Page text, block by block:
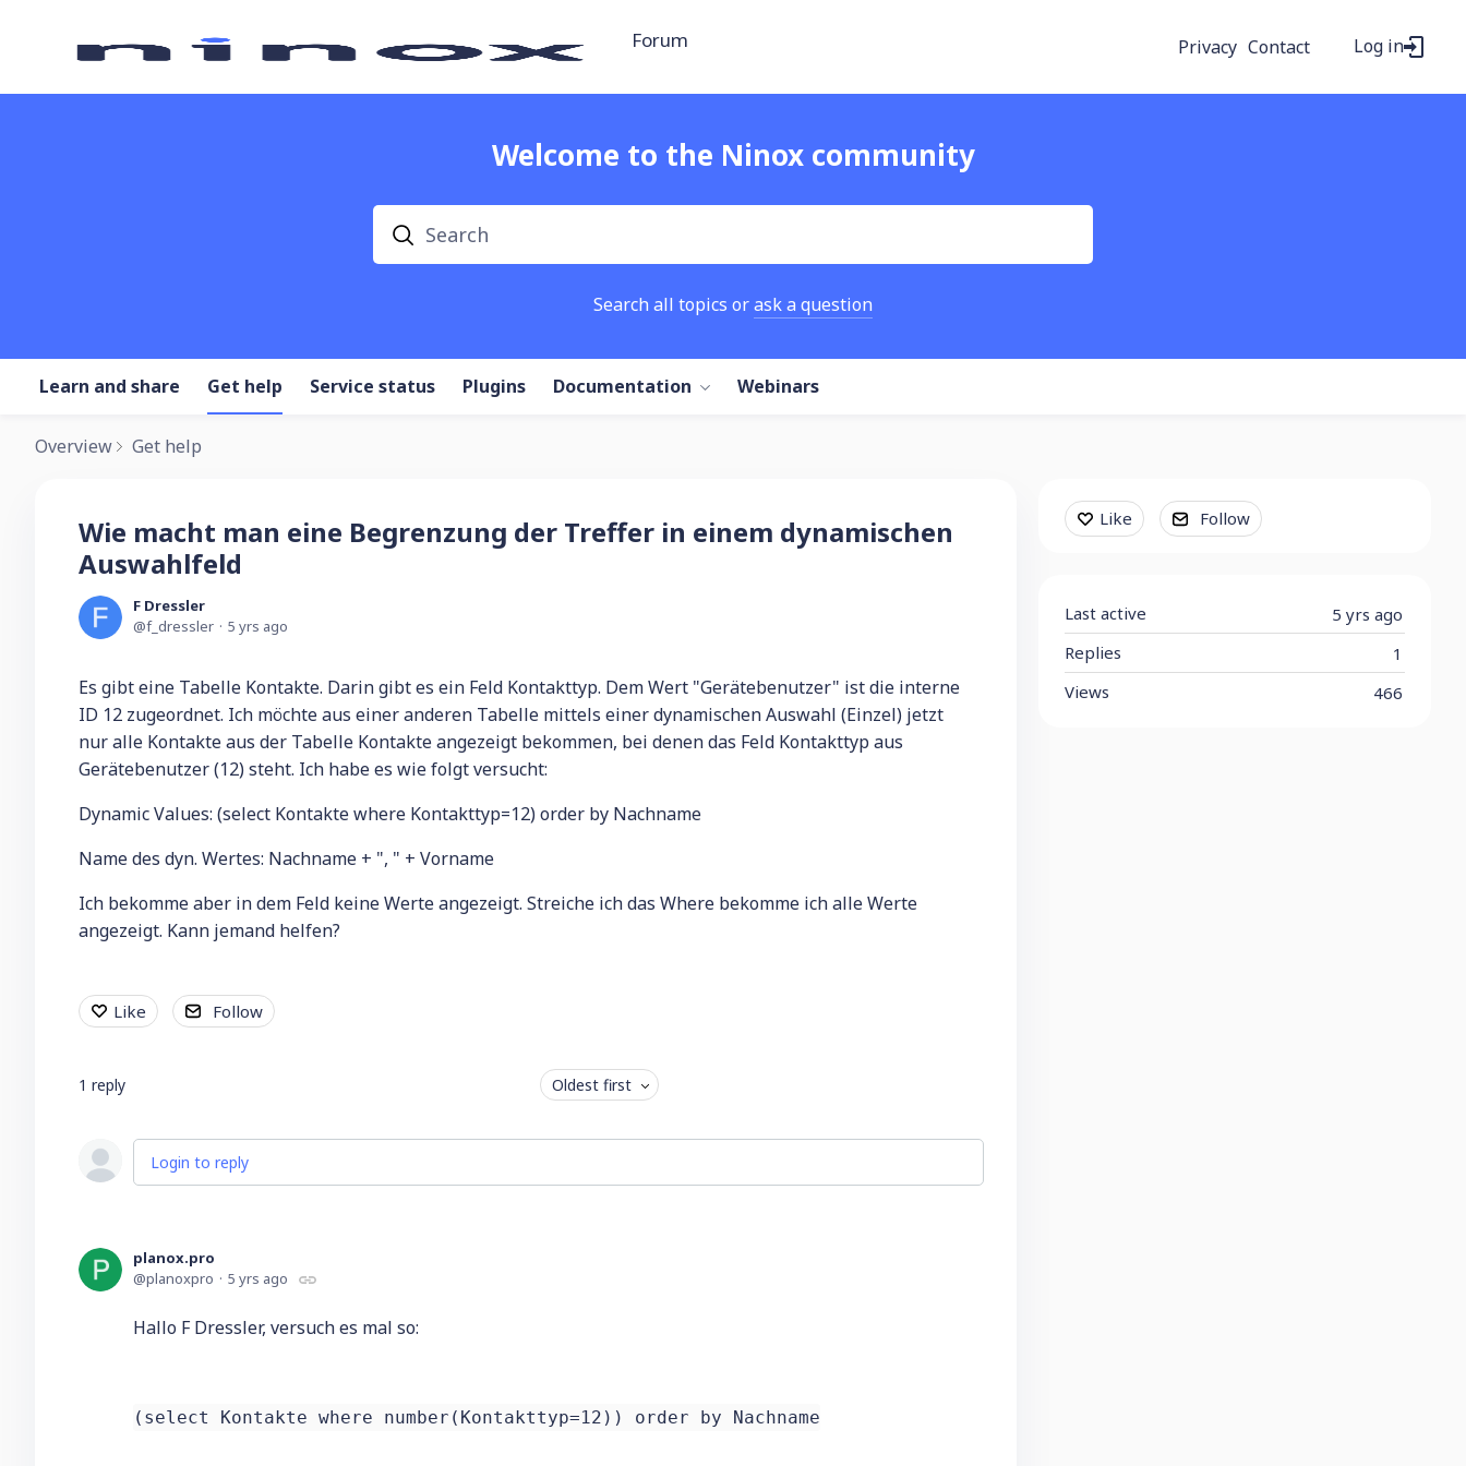
Forum Privacy Contact Log in
Welcome to the Ninox community
Search
Search all topics orask a question
Learn and share Get help Service status Plugins Documentation Webinars
Overview Get help
Wie macht man eine Begrenzung der Treffer in einem dynamischen
Auswahlfeld
F Dressler
f_dressler
5 yrs ago
Es gibt eine Tabelle Kontakte. Darin gibt es ein Feld Kontakttyp. Dem Wert "Gerätebenutzer" ist die interne
ID 12 zugeordnet. Ich möchte aus einer anderen Tabelle mittels einer dynamischen Auswahl (Einzel) jetzt
nur alle Kontakte aus der Tabelle Kontakte angezeigt bekommen, bei denen das Feld Kontakttyp aus
Gerätebenutzer (12) steht. Ich habe es wie folgt versucht:
Dynamic Values: (select Kontakte where Kontakttyp=12) order by Nachname
Name des dyn. Wertes: Nachname + ", " + Vorname
Ich bekomme aber in dem Feld keine Werte angezeigt. Streiche ich das Where bekomme ich alle Werte
angezeigt. Kann jemand helfen?
Like Follow
1 reply Oldest first
Login to reply
planox.pro
planoxpro
5 yrs ago
Hallo F Dressler, versuch es mal so:
(select Kontakte where number(Kontakttyp=12)) order by Nachname
Content aside
Like Follow
5 yrs ago
Last active
1
Replies
466
Views